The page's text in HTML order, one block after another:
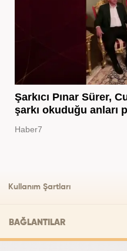
Şarkıcı Pınar Sürer,
şarkı okuduğu anları
Haber7
Kullanım Şartları
BAĞLANTILAR